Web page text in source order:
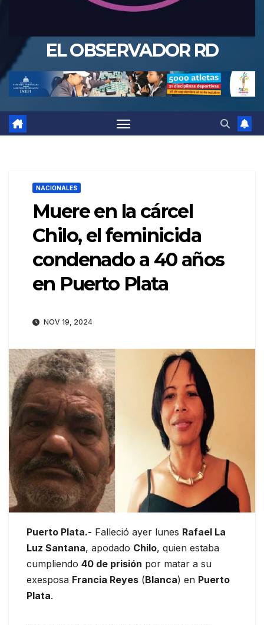
EL OBSERVADOR RD
NACIONALES
Muere en la cárcel
Chilo, el feminicida
condenado a 40 años
en Puerto Plata
NOV 19, 2024
Puerto Plata.- Falleció ayer lunes Rafael La
Luz Santana, apodado Chilo, quien estaba
cumpliendo 40 de prisión por matar a su
exesposa Francia Reyes (Blanca) en Puerto
Plata.